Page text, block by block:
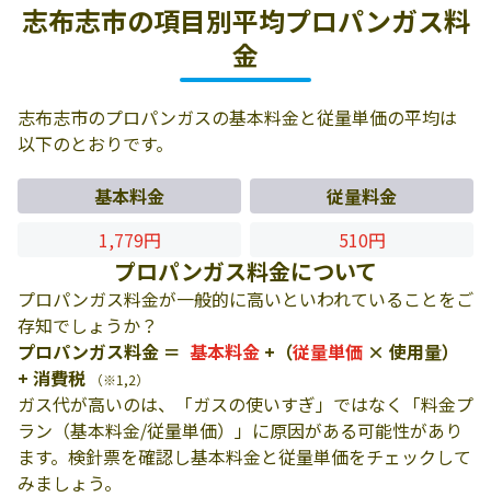
志布志市の項目別平均プロパンガス料
金
志布志市のプロパンガスの基本料金と従量単価の平均は
以下のとおりです。
基本料金
従量料金
1,779円
510円
プロパンガス料金について
プロパンガス料金が一般的に高いといわれていることをご
存知でしょうか？
プロパンガス料金 ＝ 基本料金 +（従量単価 × 使用量）
+ 消費税
（※1,2）
ガス代が高いのは、「ガスの使いすぎ」ではなく「料金プ
ラン（基本料金/従量単価）」に原因がある可能性があり
ます。検針票を確認し基本料金と従量単価をチェックして
みましょう。